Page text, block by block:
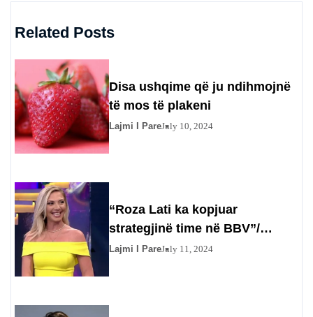
Related Posts
Disa ushqime që ju ndihmojnë
të mos të plakeni
Lajmi I PareJuly 10, 2024
“Roza Lati ka kopjuar
strategjinë time në BBV”/
Gazetarja injoron Olta Gixharin
Lajmi I PareJuly 11, 2024